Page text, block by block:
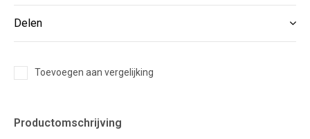
Delen
Toevoegen aan vergelijking
Productomschrijving